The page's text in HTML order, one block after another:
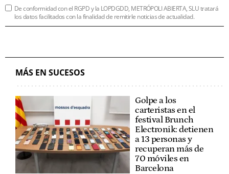
De conformidad con el RGPD y la LOPDGDD, METRÓPOLI ABIERTA, SLU tratará
los datos facilitados con la finalidad de remitirle noticias de actualidad.
MÁS EN SUCESOS
Golpe a los
carteristas en el
festival Brunch
Electronik: detienen
a 13 personas y
recuperan más de
70 móviles en
Barcelona